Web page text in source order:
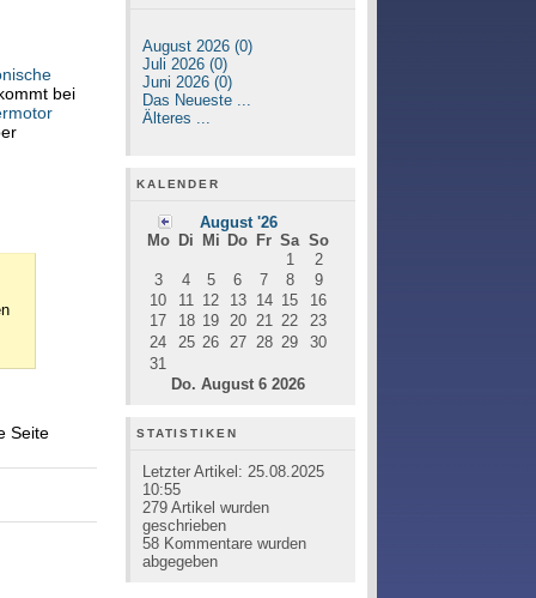
bei
Seite
August 2026 (0)
Juli 2026 (0)
Juni 2026 (0)
Das Neueste ...
Älteres ...
KALENDER
August '26
Mo
Di Mi Do Fr Sa So
Do. August 6 2026
1
2
3
4 5 6 7 8
9
10
11 12 13 14 15
16
17
18 19 20 21 22
23
24
25 26 27 28 29
30
31
STATISTIKEN
Letzter Artikel: 25.08.2025
10:55
279Artikel wurden
geschrieben
58Kommentare wurden
abgegeben